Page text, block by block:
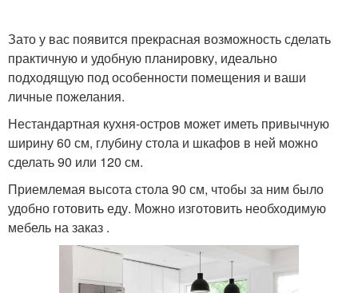
Зато у вас появится прекрасная возможность сделать
практичную и удобную планировку, идеально
подходящую под особенности помещения и ваши
личные пожелания.
Нестандартная кухня-остров может иметь привычную
ширину 60 см, глубину стола и шкафов в ней можно
сделать 90 или 120 см.
Приемлемая высота стола 90 см, чтобы за ним было
удобно готовить еду. Можно изготовить необходимую
мебель на заказ .